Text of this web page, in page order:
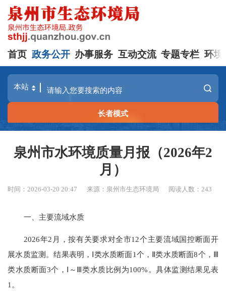
首页 政务公开 办事服务 互动交流 专题专栏 环境
长者模式
泉州市水环境质量月报（2026年2
月）
时间：2026-03-20 20:47 来源：泉州市生态环境局 阅读人数：243
一 主要流域水质
2026年2 月 ，按有关要求对全市1 2个主要流域国控断面开
展水质监测 。结果表明 ， Ⅰ类水质断面1个 ， Ⅱ类水质断面8个， Ⅲ
类水质断面3个， Ⅰ～Ⅲ类水质比例为100% 。具体监测结果见表
1。